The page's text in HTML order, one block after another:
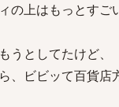
の上はもっとすご
うとしてたけど、
、ビビッて百貨店